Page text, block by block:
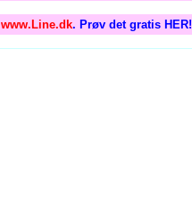
www.Line.dk. Prøv det gratis HER!